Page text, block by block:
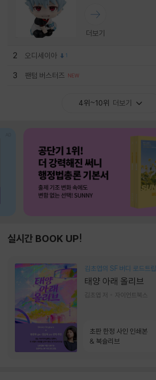
더보기
2 오디세이아 1
3 팬텀 버스터즈
4위~10위 더보기
실시간 BOOK UP!
김초엽의 SF 버디 로드트립
태양 아래 올리브
김초엽 저 자이언트북스
초판 한정 사인 인쇄본
& 북슬리브